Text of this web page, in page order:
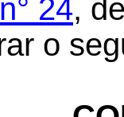
24,
o